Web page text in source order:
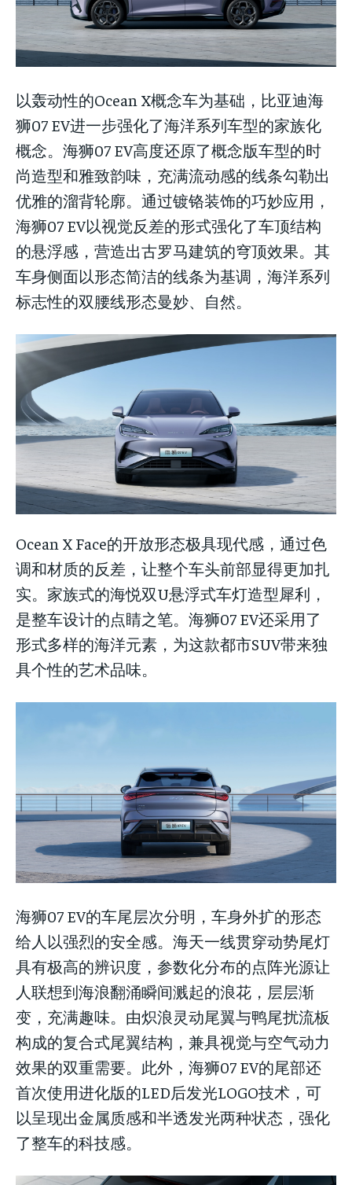
以轰动性的Ocean X概念车为基础，比亚迪海
狮07 EV进一步强化了海洋系列车型的家族化
概念。海狮07 EV高度还原了概念版车型的时
尚造型和雅致韵味，充满流动感的线条勾勒出
优雅的溜背轮廓。通过镀铬装饰的巧妙应用，
海狮07 EV以视觉反差的形式强化了车顶结构
的悬浮感，营造出古罗马建筑的穹顶效果。其
车身侧面以形态简洁的线条为基调，海洋系列
标志性的双腰线形态曼妙、自然。
Ocean X Face的开放形态极具现代感，通过色
调和材质的反差，让整个车头前部显得更加扎
实。家族式的海悦双U悬浮式车灯造型犀利，
是整车设计的点睛之笔。海狮07 EV还采用了
形式多样的海洋元素，为这款都市SUV带来独
具个性的艺术品味。
海狮07 EV的车尾层次分明，车身外扩的形态
给人以强烈的安全感。海天一线贯穿动势尾灯
具有极高的辨识度，参数化分布的点阵光源让
人联想到海浪翻涌瞬间溅起的浪花，层层渐
变，充满趣味。由炽浪灵动尾翼与鸭尾扰流板
构成的复合式尾翼结构，兼具视觉与空气动力
效果的双重需要。此外，海狮07 EV的尾部还
首次使用进化版的LED后发光LOGO技术，可
以呈现出金属质感和半透发光两种状态，强化
了整车的科技感。